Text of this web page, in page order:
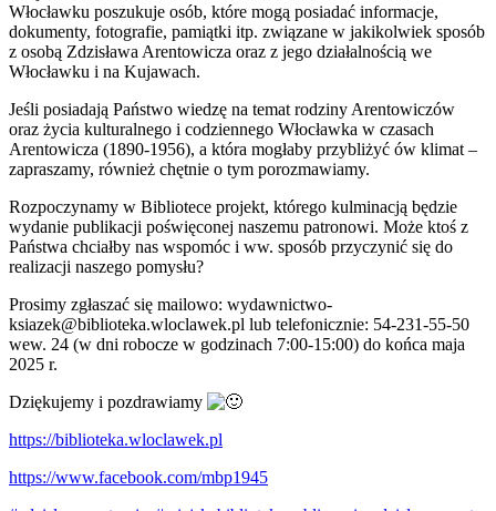
Włocławku poszukuje osób, które mogą posiadać informacje,
dokumenty, fotografie, pamiątki itp. związane w jakikolwiek sposób
z osobą Zdzisława Arentowicza oraz z jego działalnością we
Włocławku i na Kujawach.
Jeśli posiadają Państwo wiedzę na temat rodziny Arentowiczów
oraz życia kulturalnego i codziennego Włocławka w czasach
Arentowicza (1890-1956), a która mogłaby przybliżyć ów klimat –
zapraszamy, również chętnie o tym porozmawiamy.
Rozpoczynamy w Bibliotece projekt, którego kulminacją będzie
wydanie publikacji poświęconej naszemu patronowi. Może ktoś z
Państwa chciałby nas wspomóc i ww. sposób przyczynić się do
realizacji naszego pomysłu?
Prosimy zgłaszać się mailowo: wydawnictwo-
ksiazek@biblioteka.wloclawek.pl lub telefonicznie: 54-231-55-50
wew. 24 (w dni robocze w godzinach 7:00-15:00) do końca maja
2025 r.
Dziękujemy i pozdrawiamy
https://biblioteka.wloclawek.pl
https://www.facebook.com/mbp1945